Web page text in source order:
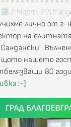
2 Март, 2019
лично от г-
на
нашето
80
:-]
ГРАД